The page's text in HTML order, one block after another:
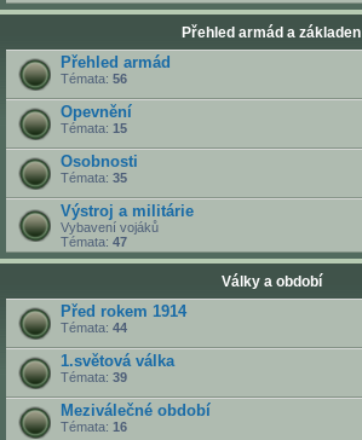
Přehled armád a základen
Přehled armád
Témata: 56
Opevnění
Témata: 15
Osobnosti
Témata: 35
Výstroj a militárie
Vybavení vojáků
Témata: 47
Války a období
Před rokem 1914
Témata: 44
1.světová válka
Témata: 39
Meziválečné období
Témata: 16